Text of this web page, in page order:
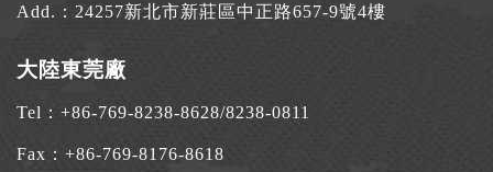
Add.： 24257新北市新莊區中正路657-9號4樓
大陸東莞廠
Tel： +86-769-8238-8628/8238-0811
Fax：+86-769-8176-8618